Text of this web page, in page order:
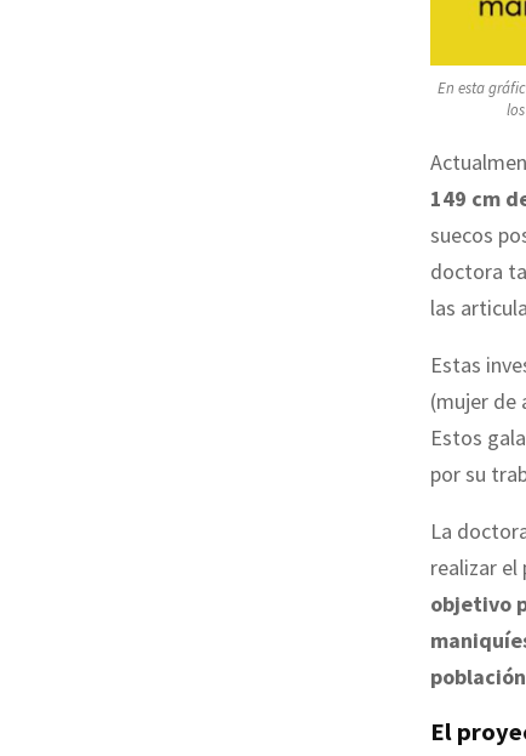
En esta
149 cm
suecos
doctora
las
Estas
(mujer de
Estos
por su
La
realizar el
objetivo
población
El